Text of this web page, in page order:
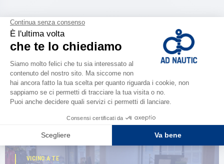
CATALOGARE
Scopri la
nuova guida AD 2026
VICINO A TE